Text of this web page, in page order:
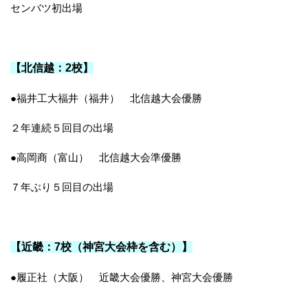
センバツ初出場
【北信越：2校】
●福井工大福井（福井） 北信越大会優勝
２年連続５回目の出場
●高岡商（富山） 北信越大会準優勝
７年ぶり５回目の出場
【近畿：7校（神宮大会枠を含む）】
●履正社（大阪） 近畿大会優勝、神宮大会優勝